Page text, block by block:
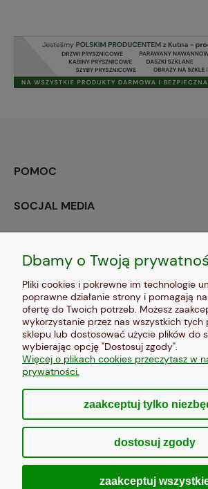
POMOC
SOCJAL MEDIA
INFORMACJE
O NAS
Sklep internetowy Shoper
Dbamy o Twoją
Pliki cookies i pokrewne im technologie
poprawne działanie strony i pomagają
ofertę do Twoich potrzeb. Możesz
wykorzystanie przez nas wszystkich tych
sklepu lub dostosować użycie plików do
wybierając opcję "Dostosuj zgody".
Więcej o plikach cookies przeczytasz w
prywatności.
zaakceptuj tylko
dostosuj zgody
zaakceptuj